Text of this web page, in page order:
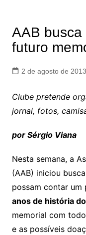
AAB
futuro
2 de agosto de 2013
Clube pretende
jornal, fotos,
por Sérgio Viana
Nesta semana, a
(AAB) iniciou
possam contar
anos de história
memorial com
e as possíveis